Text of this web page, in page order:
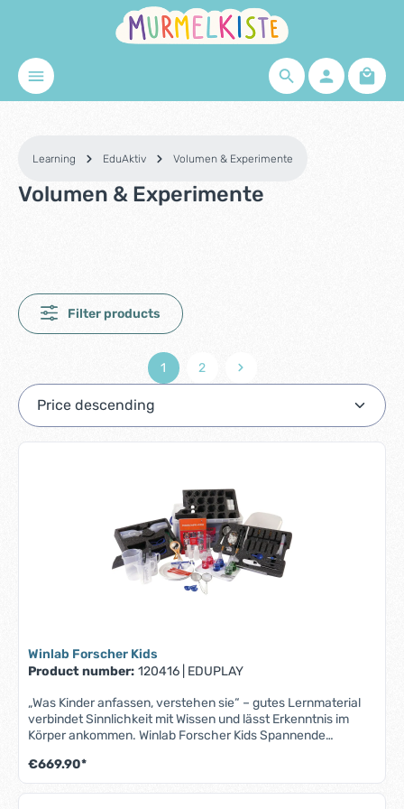
Skip to main content
Learning EduAktiv Volumen & Experimente
Volumen & Experimente
Filter products
Page
1
Page
2
Winlab Forscher Kids
Product number: 120416 EDUPLAY
„Was Kinder anfassen, verstehen sie“ – gutes Lernmaterial
verbindet Sinnlichkeit mit Wissen und lässt Erkenntnis im
Körper ankommen. Winlab Forscher Kids Spannende
ermöglicht einen direkten Einstieg in die experimentelle Welt
der Naturwissenschaften. Hier dürfen die Kinder selbst
€669.90*